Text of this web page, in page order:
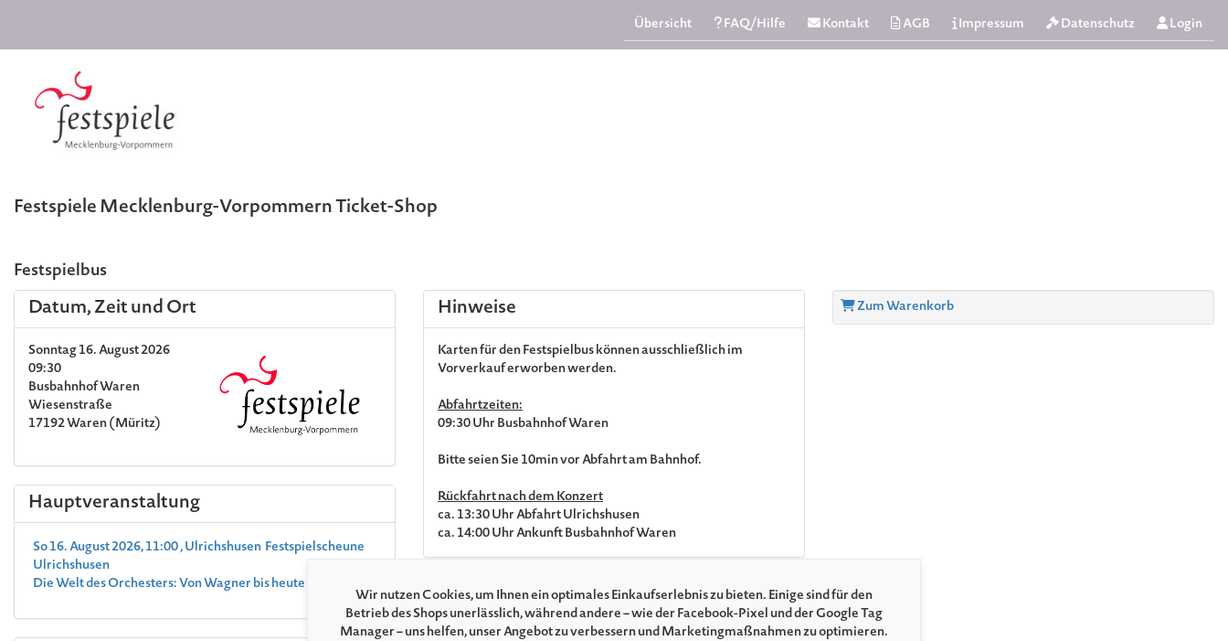
Übersicht FAQ/Hilfe Kontakt AGB Impressum Datenschutz Login
Festspiele Mecklenburg-Vorpommern Ticket-Shop
Festspielbus
Datum, Zeit und Ort
Sonntag 16. August 2026
09:30
Busbahnhof Waren
Wiesenstraße
17192 Waren (Müritz)
Hauptveranstaltung
So 16. August 2026, 11:00 , Ulrichshusen Festspielscheune
Ulrichshusen
Die Welt des Orchesters: Von Wagner bis heute
Hinweise
Karten für den Festspielbus können ausschließlich im
Vorverkauf erworben werden.
Abfahrtzeiten:
09:30 Uhr Busbahnhof Waren
Bitte seien Sie 10min vor Abfahrt am Bahnhof.
Rückfahrt nach dem Konzert
ca. 13:30 Uhr Abfahrt Ulrichshusen
ca. 14:00 Uhr Ankunft Busbahnhof Waren
Preise
Preis Vollpreis 25,00 EUR
Zum Warenkorb
Wir nutzen Cookies, um Ihnen ein optimales Einkaufserlebnis zu bieten. Einige sind für den
Betrieb des Shops unerlässlich, während andere – wie der Facebook-Pixel und der Google Tag
Manager – uns helfen, unser Angebot zu verbessern und Marketingmaßnahmen zu optimieren.